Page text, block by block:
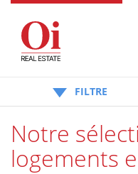
FILTRE
Notre
logements